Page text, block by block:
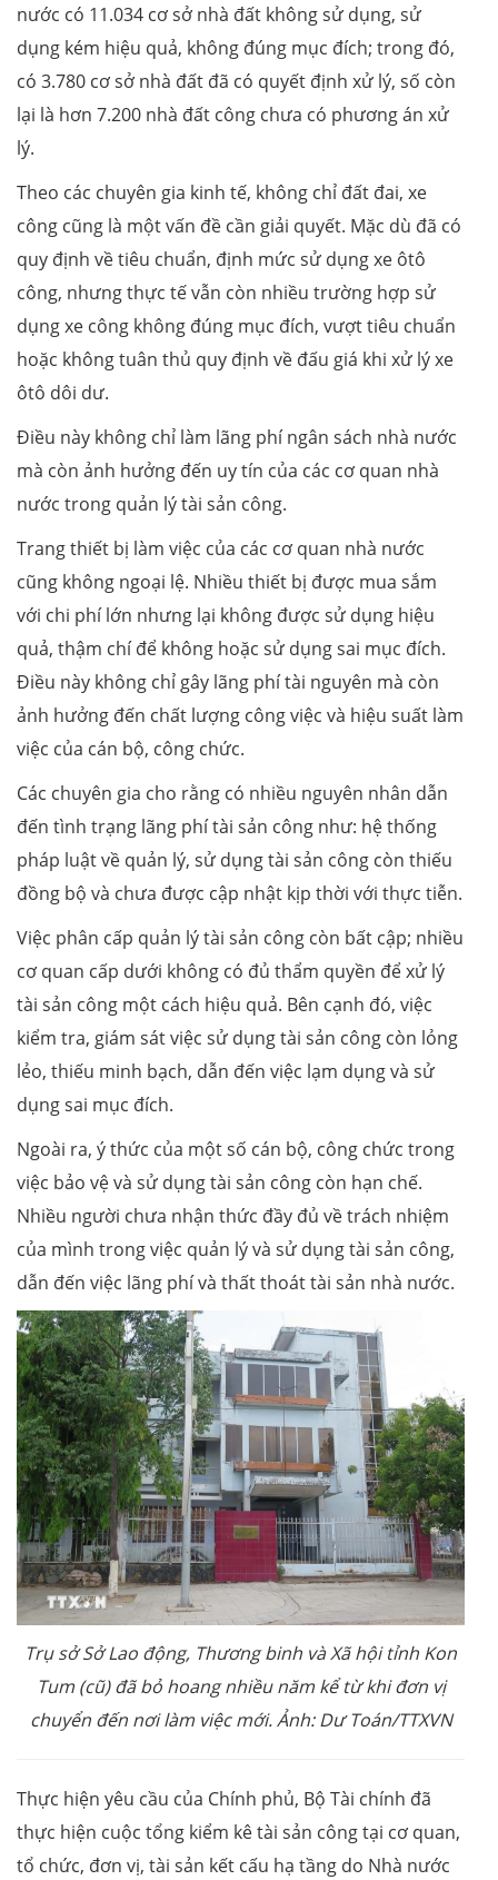
nước có 11.034 cơ sở nhà đất không sử dụng, sử
dụng kém hiệu quả, không đúng mục đích; trong đó,
có 3.780 cơ sở nhà đất đã có quyết định xử lý, số còn
lại là hơn 7.200 nhà đất công chưa có phương án xử
lý.
Theo các chuyên gia kinh tế, không chỉ đất đai, xe
công cũng là một vấn đề cần giải quyết. Mặc dù đã có
quy định về tiêu chuẩn, định mức sử dụng xe ôtô
công, nhưng thực tế vẫn còn nhiều trường hợp sử
dụng xe công không đúng mục đích, vượt tiêu chuẩn
hoặc không tuân thủ quy định về đấu giá khi xử lý xe
ôtô dôi dư.
Điều này không chỉ làm lãng phí ngân sách nhà nước
mà còn ảnh hưởng đến uy tín của các cơ quan nhà
nước trong quản lý tài sản công.
Trang thiết bị làm việc của các cơ quan nhà nước
cũng không ngoại lệ. Nhiều thiết bị được mua sắm
với chi phí lớn nhưng lại không được sử dụng hiệu
quả, thậm chí để không hoặc sử dụng sai mục đích.
Điều này không chỉ gây lãng phí tài nguyên mà còn
ảnh hưởng đến chất lượng công việc và hiệu suất làm
việc của cán bộ, công chức.
Các chuyên gia cho rằng có nhiều nguyên nhân dẫn
đến tình trạng lãng phí tài sản công như: hệ thống
pháp luật về quản lý, sử dụng tài sản công còn thiếu
đồng bộ và chưa được cập nhật kịp thời với thực tiễn.
Việc phân cấp quản lý tài sản công còn bất cập; nhiều
cơ quan cấp dưới không có đủ thẩm quyền để xử lý
tài sản công một cách hiệu quả. Bên cạnh đó, việc
kiểm tra, giám sát việc sử dụng tài sản công còn lỏng
lẻo, thiếu minh bạch, dẫn đến việc lạm dụng và sử
dụng sai mục đích.
Ngoài ra, ý thức của một số cán bộ, công chức trong
việc bảo vệ và sử dụng tài sản công còn hạn chế.
Nhiều người chưa nhận thức đầy đủ về trách nhiệm
của mình trong việc quản lý và sử dụng tài sản công,
dẫn đến việc lãng phí và thất thoát tài sản nhà nước.
Trụ sở Sở Lao động, Thương binh và Xã hội tỉnh Kon
Tum (cũ) đã bỏ hoang nhiều năm kể từ khi đơn vị
chuyển đến nơi làm việc mới. Ảnh: Dư Toán/TTXVN
Thực hiện yêu cầu của Chính phủ, Bộ Tài chính đã
thực hiện cuộc tổng kiểm kê tài sản công tại cơ quan,
tổ chức, đơn vị, tài sản kết cấu hạ tầng do Nhà nước